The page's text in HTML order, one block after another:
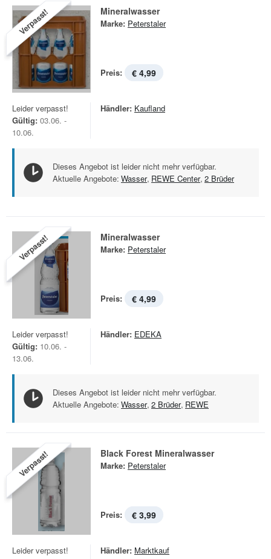
Verpasst! Mineralwasser
Marke: Peterstaler
Preis: € 4,99
Leider verpasst!
Gültig: 03.06. -
10.06.
Händler: Kaufland
Dieses Angebot ist leider nicht mehr verfügbar.
Aktuelle Angebote: Wasser, REWE Center, 2 Brüder
Verpasst! Mineralwasser
Marke: Peterstaler
Preis: € 4,99
Leider verpasst!
Gültig: 10.06. -
13.06.
Händler: EDEKA
Dieses Angebot ist leider nicht mehr verfügbar.
Aktuelle Angebote: Wasser, 2 Brüder, REWE
Verpasst! Black Forest Mineralwasser
Marke: Peterstaler
Preis: € 3,99
Leider verpasst!
Händler: Marktkauf